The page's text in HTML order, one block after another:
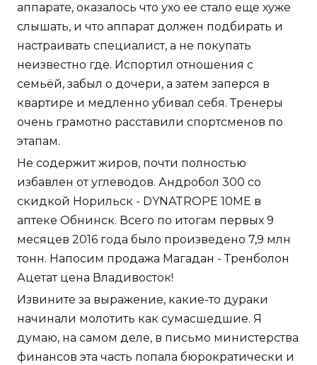
аппарате, оказалось что ухо ее стало еще хуже
слышать, и что аппарат должен подбирать и
настраивать специалист, а не покупать
неизвестно где. Испортил отношения с
семьёй, забыл о дочери, а затем заперся в
квартире и медленно убивал себя. Тренеры
очень грамотно расставили спортсменов по
этапам.
Не содержит жиров, почти полностью
избавлен от углеводов. Андробол 300 со
скидкой Норильск - DYNATROPE 10ME в
аптеке Обнинск. Всего по итогам первых 9
месяцев 2016 года было произведено 7,9 млн
тонн. Напосим продажа Магадан - Тренболон
Ацетат цена Владивосток!
Извините за выражение, какие-то дураки
начинали молотить как сумасшедшие. Я
думаю, на самом деле, в письмо министерства
финансов эта часть попала бюрократически и